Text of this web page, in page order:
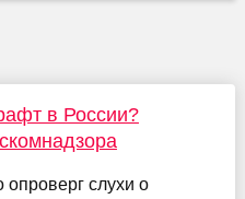
в России?
слухи о